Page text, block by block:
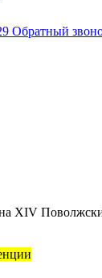
Обратный
XIV